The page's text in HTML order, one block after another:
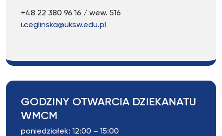
+48 22 380 96 16 / wew. 516
i.ceglinska@uksw.edu.pl
GODZINY OTWARCIA DZIEKANATU
WMCM
poniedziałek: 12:00 – 15:00